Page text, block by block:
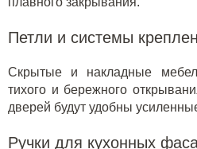
Петли и системы
Скрытые и накладные
тихого и бережного
дверей будут удобны
Ручки для кухонных